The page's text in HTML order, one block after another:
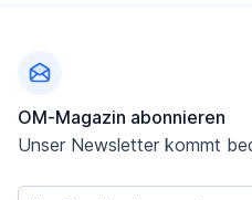
OM-Magazin abonnieren
Unser Newsletter kommt